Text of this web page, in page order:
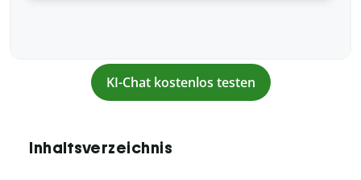
KI-Chat kostenlos testen
Inhaltsverzeichnis